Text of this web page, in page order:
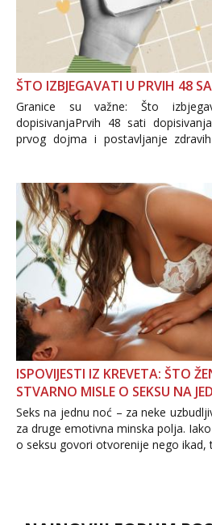
ŠTO IZBJEGAVATI U PRVIH 48
Granice su važne: Što
dopisivanjaPrvih 48 sati
prvog dojma i postavljanje
Važno je izbjeći prebrzo
informacija, jer nepoznata
povjerenje. Takođe...
ISPOVIJESTI IZ KREVETA: ŠTO
STVARNO MISLE O SEKSU NA
Seks na jednu noć – za neke
za druge emotivna minska polja.
o seksu govori otvorenije nego ikad,
dalje izaziva burne rasprave. Što